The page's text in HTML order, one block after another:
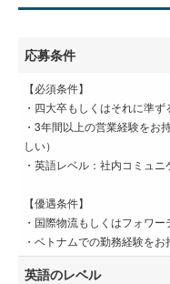
応募条件
【必須条件】
・四大卒もしくはそれに準
・3年間以上の営業経験をお
しい）
・英語レベル：社内コミュ
【優遇条件】
・国際物流もしくはフォワ
・ベトナムでの勤務経験をお
英語のレベル